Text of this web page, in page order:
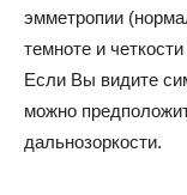
эмметропии
темноте и
Если Вы видите
можно
дальнозоркости.